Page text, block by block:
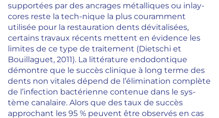
supportées par des ancrages métalliques ou inlay-
cores reste la tech-nique la plus couramment
utilisée pour la restauration dents dévitalisées,
certains travaux récents mettent en évidence les
limites de ce type de traitement (Dietschi et
Bouillaguet, 2011). La littérature endodontique
démontre que le succès clinique à long terme des
dents non vitales dépend de l’élimination complète
de l’infection bactérienne contenue dans le sys-
tème canalaire. Alors que des taux de succès
approchant les 95 % peuvent être observés en cas